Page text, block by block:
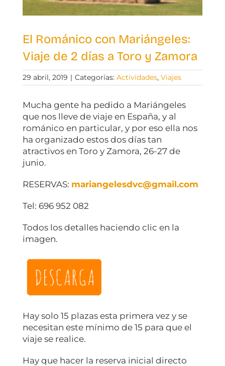
El Románico con Mariángeles:
Viaje de 2 días a Toro y Zamora
29 abril, 2019 | Categorías: Actividades, Viajes
Mucha gente ha pedido a Mariángeles
que nos lleve de viaje en España, y al
románico en particular, y por eso ella nos
ha organizado estos dos días tan
atractivos en Toro y Zamora, 26-27 de
junio.
RESERVAS: mariangelesdvc@gmail.com
Tel: 696 952 082
Todos los detalles haciendo clic en la
imagen.
Hay solo 15 plazas esta primera vez y se
necesitan este mínimo de 15 para que el
viaje se realice.
Hay que hacer la reserva inicial directo